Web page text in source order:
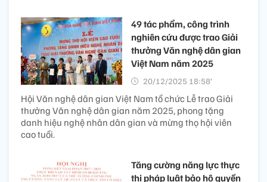
49 tác phẩm, công trình
nghiên cứu được trao Giải
thưởng Văn nghệ dân gian
Việt Nam năm 2025
20/12/2025 18:58’
Hội Văn nghệ dân gian Việt Nam tổ chức Lễ trao Giải
thưởng Văn nghệ dân gian năm 2025, phong tặng
danh hiệu nghệ nhân dân gian và mừng thọ hội viên
cao tuổi.
Tăng cường năng lực thực
thi pháp luật bảo hộ quyền